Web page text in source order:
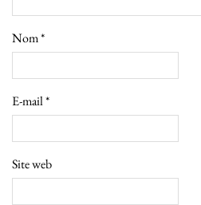
Nom*
E-mail*
Site web